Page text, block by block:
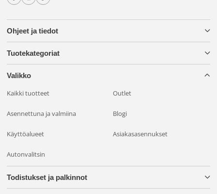
Ohjeet ja tiedot
Tuotekategoriat
Valikko
Kaikki tuotteet Outlet
Asennettuna ja valmiina Blogi
Käyttöalueet Asiakasasennukset
Autonvalitsin
Todistukset ja palkinnot